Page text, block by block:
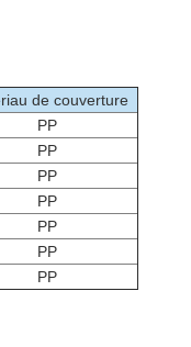
de couverture
PP
PP
PP
PP
PP
PP
PP